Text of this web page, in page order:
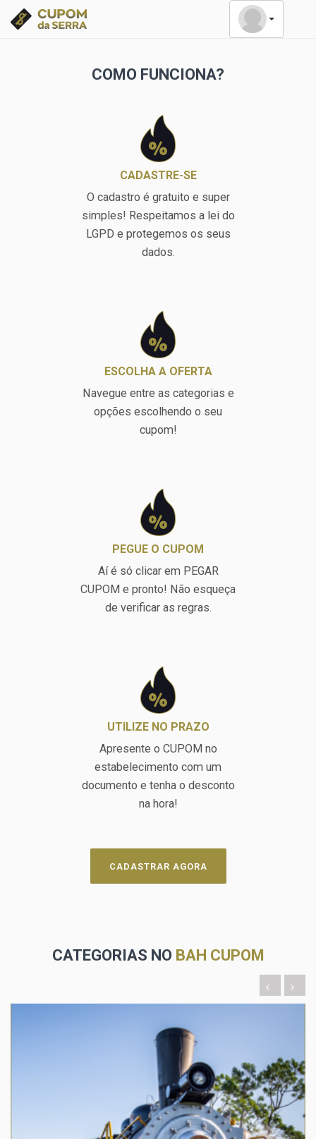
COMO FUNCIONA?
CADASTRE-SE
O cadastro é gratuito e super
simples! Respeitamos a lei do
LGPD e protegemos os seus
dados.
ESCOLHA A OFERTA
Navegue entre as categorias e
opções escolhendo o seu
cupom!
PEGUE O CUPOM
Aí é só clicar em PEGAR
CUPOM e pronto! Não esqueça
de verificar as regras.
UTILIZE NO PRAZO
Apresente o CUPOM no
estabelecimento com um
documento e tenha o desconto
na hora!
CADASTRAR AGORA
CATEGORIAS NO BAH CUPOM